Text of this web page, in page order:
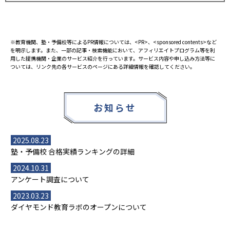
※教育機関、塾・予備校等によるPR情報については、<PR>、<sponsored contents>など
を明示します。また、一部の記事・検索機能において、アフィリエイトプログラム等を利
用した提携機関・企業のサービス紹介を行っています。サービス内容や申し込み方法等に
ついては、リンク先の各サービスのページにある詳細情報を確認してください。
お知らせ
2025.08.23
塾・予備校 合格実績ランキングの詳細
2024.10.31
アンケート調査について
2023.03.23
ダイヤモンド教育ラボのオープンについて